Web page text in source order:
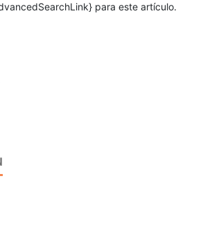
para este artículo.